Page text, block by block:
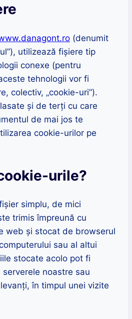
(denumit
utilizează fișiere tip
conexe (pentru
tehnologii vor fi
colectiv, „cookie-uri”).
și de terți cu care
de mai jos te
cookie-urilor pe
urile?
simplu, de mici
trimis împreună cu
web și stocat de browserul
sau al altui
stocate acolo pot fi
noastre sau
în timpul unei vizite